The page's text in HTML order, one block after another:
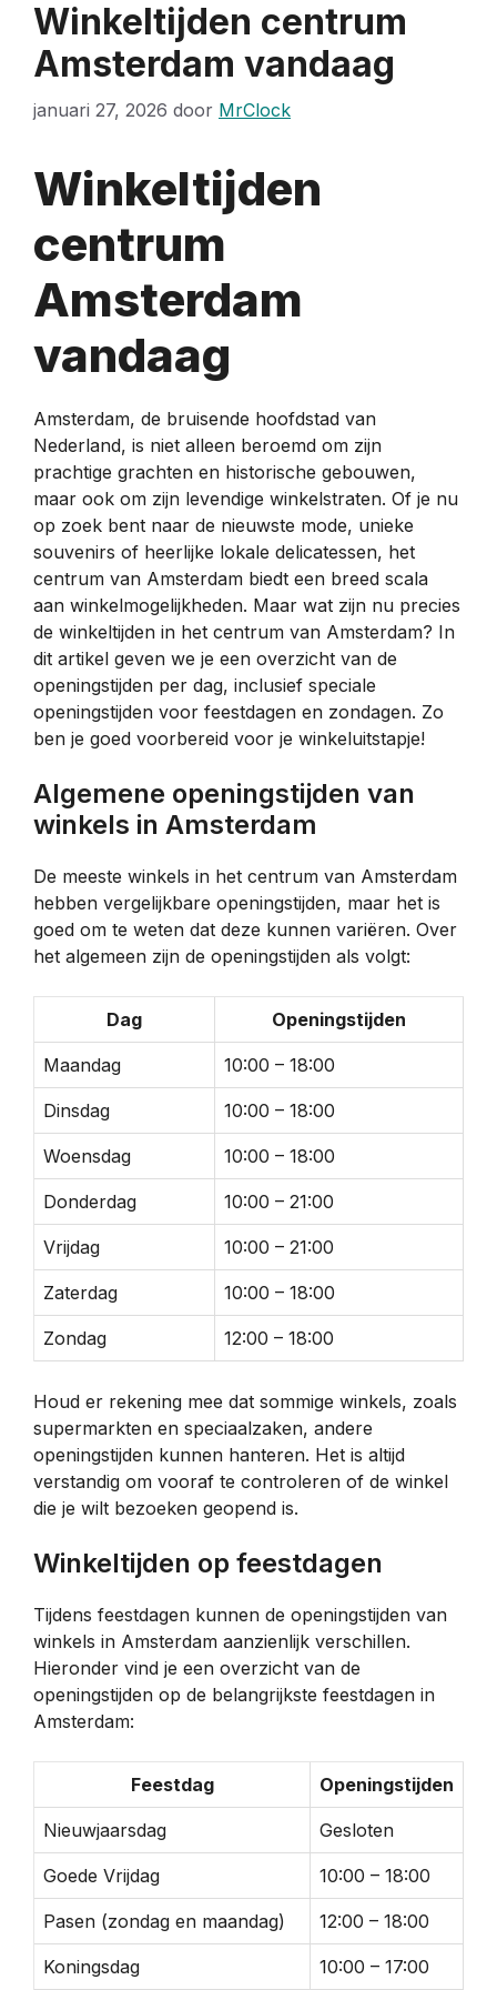
Winkeltijden centrum
Amsterdam vandaag
januari 27, 2026 door MrClock
Winkeltijden
centrum
Amsterdam
vandaag
Amsterdam, de bruisende hoofdstad van
Nederland, is niet alleen beroemd om zijn
prachtige grachten en historische gebouwen,
maar ook om zijn levendige winkelstraten. Of je nu
op zoek bent naar de nieuwste mode, unieke
souvenirs of heerlijke lokale delicatessen, het
centrum van Amsterdam biedt een breed scala
aan winkelmogelijkheden. Maar wat zijn nu precies
de winkeltijden in het centrum van Amsterdam? In
dit artikel geven we je een overzicht van de
openingstijden per dag, inclusief speciale
openingstijden voor feestdagen en zondagen. Zo
ben je goed voorbereid voor je winkeluitstapje!
Algemene openingstijden van
winkels in Amsterdam
De meeste winkels in het centrum van Amsterdam
hebben vergelijkbare openingstijden, maar het is
goed om te weten dat deze kunnen variëren. Over
het algemeen zijn de openingstijden als volgt:
Dag Openingstijden
Maandag 10:00 – 18:00
Dinsdag 10:00 – 18:00
Woensdag 10:00 – 18:00
Donderdag 10:00 – 21:00
Vrijdag 10:00 – 21:00
Zaterdag 10:00 – 18:00
Zondag 12:00 – 18:00
Houd er rekening mee dat sommige winkels, zoals
supermarkten en speciaalzaken, andere
openingstijden kunnen hanteren. Het is altijd
verstandig om vooraf te controleren of de winkel
die je wilt bezoeken geopend is.
Winkeltijden op feestdagen
Tijdens feestdagen kunnen de openingstijden van
winkels in Amsterdam aanzienlijk verschillen.
Hieronder vind je een overzicht van de
openingstijden op de belangrijkste feestdagen in
Amsterdam:
Feestdag Openingstijden
Nieuwjaarsdag Gesloten
Goede Vrijdag 10:00 – 18:00
Pasen (zondag en maandag) 12:00 – 18:00
Koningsdag 10:00 – 17:00